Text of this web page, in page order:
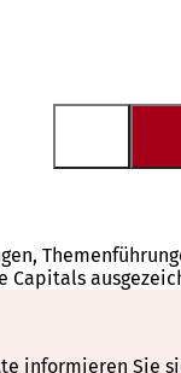
Capitals
informieren Sie